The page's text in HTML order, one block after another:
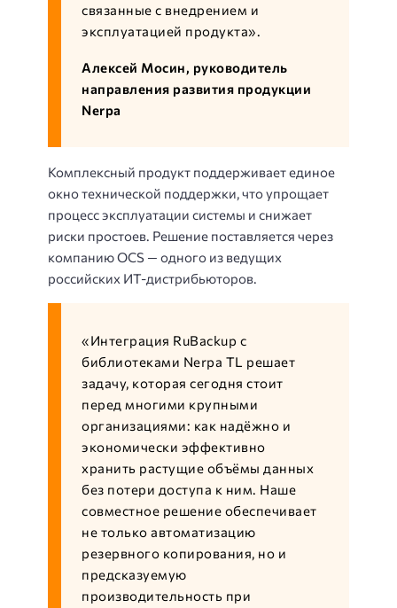
связанные с внедрением и
эксплуатацией продукта».
Алексей Мосин, руководитель
направления развития продукции
Nerpa
Комплексный продукт поддерживает единое
окно технической поддержки, что упрощает
процесс эксплуатации системы и снижает
риски простоев. Решение поставляется через
компанию OCS — одного из ведущих
российских ИТ-дистрибьюторов.
«Интеграция RuBackup с
библиотеками Nerpa TL решает
задачу, которая сегодня стоит
перед многими крупными
организациями: как надёжно и
экономически эффективно
хранить растущие объёмы данных
без потери доступа к ним. Наше
совместное решение обеспечивает
не только автоматизацию
резервного копирования, но и
предсказуемую
производительность при